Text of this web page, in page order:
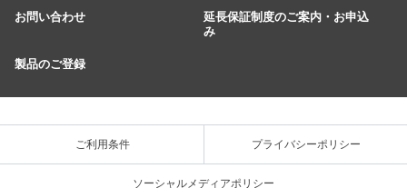
お問い合わせ
延長保証制度のご案内・お申込
み
製品のご登録
ご利用条件 プライバシーポリシー
ソーシャルメディアポリシー